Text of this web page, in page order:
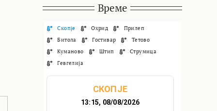
Време
Скопје Охрид
Прилеп
Битола
Гостивар
Тетово
Куманово
Штип
Струмица
Гевгелија
СКОПЈЕ
13:15, 08/08/2026